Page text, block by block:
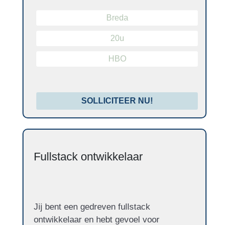
Breda
20u
HBO
SOLLICITEER NU!
Fullstack ontwikkelaar
Jij bent een gedreven fullstack
ontwikkelaar en hebt gevoel voor